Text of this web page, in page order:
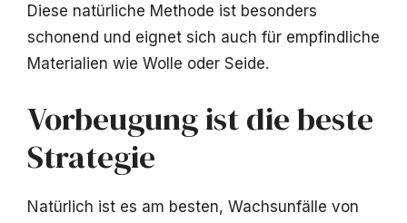
Diese natürliche Methode ist besonders
schonend und eignet sich auch für empfindliche
Materialien wie Wolle oder Seide.
Vorbeugung ist die beste
Strategie
Natürlich ist es am besten, Wachsunfälle von